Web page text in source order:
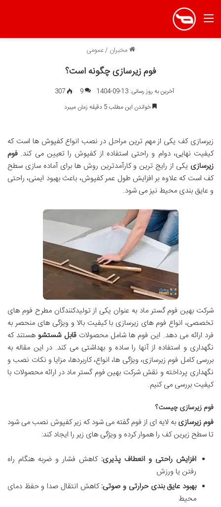
منو
مخبران /عمومی
فوم زیرسازی چگونه است؟
آخرین به روز رسانی: 13-09-1404 9
307
خواندن این مطلب 5 دقیقه زمان میبرد
زیرسازی کف یکی از مهم ترین مراحل در نصب انواع کفپوش ها است که
کیفیت نهایی، دوام و راحتی استفاده از کفپوش را تعیین می کند. فوم
زیرسازی یکی از رایج ترین و کارآمدترین روش ها برای آماده سازی سطح
کف است که علاوه بر افزایش طول عمر کفپوش، باعث بهبود ایمنی، راحتی
و عایق بندی محیط نیز می شود.
شرکت بهین فوم گستر ماد به عنوان یکی از تولیدکنندگان مطرح فوم های
تخصصی، انواع فوم های زیرسازی با کیفیت بالا و ویژگی های منحصر به
فرد ارائه می دهد. این فوم ها شامل محصولاتقابل شستشوهستند که
نگهداری و استفاده از آنها را ساده و بهداشتی می کند. در این مقاله به
بررسی کامل فوم زیرسازی، ویژگی ها، انواع، کاربردها، مزایا و نکات نصب و
نگهداری پرداخته و نقش شرکت بهین فوم گستر ماد در ارائه محصولات با
کیفیت بررسی می کنیم.
فوم زیرسازی چیست؟
فوم زیرسازی به لایه ای از فوم گفته می شود که زیر کفپوش نصب می شود
تا سطح زیرین کف را هموار کرده و ویژگی های زیر را ایجاد کند:
افزایش راحتی و انعطاف پذیری: کاهش فشار و ضربه هنگام راه
رفتن یا ورزش
بهبود عایق بندی حرارتی و صوتی:کاهش انتقال صدا و حفظ دمای
محیط